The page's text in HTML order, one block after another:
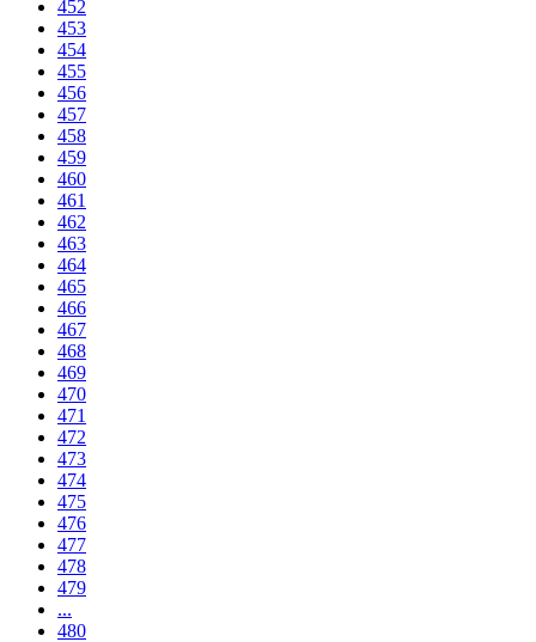
452
453
454
455
456
457
458
459
460
461
462
463
464
465
466
467
468
469
470
471
472
473
474
475
476
477
478
479
...
480